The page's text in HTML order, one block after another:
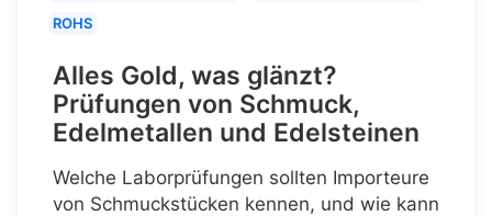
ROHS
Alles Gold, was glänzt?
Prüfungen von Schmuck,
Edelmetallen und Edelsteinen
Welche Laborprüfungen sollten Importeure
von Schmuckstücken kennen, und wie kann